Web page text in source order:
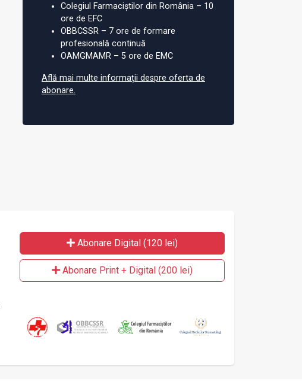
Colegiul Farmaciștilor din România – 10
ore de EFC
OBBCSSR – 7 ore de formare
profesională continuă
OAMGMAMR – 5 ore de EMC
Află mai multe informații despre oferta de
abonare.
Abonare Digital (120 lei)
Abonare Print + Digital (200 lei)